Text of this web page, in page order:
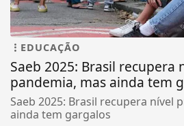
EDUCAÇÃO
Saeb 2025: Brasil recupera
pandemia, mas ainda tem
Saeb 2025: Brasil recupera nível
ainda tem gargalos